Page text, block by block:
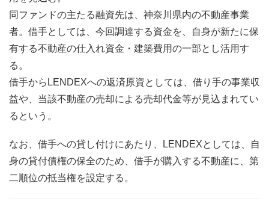
同ファンドの主たる融資先は、神奈川県内の不動産事業
者。借手としては、今回調達する資金を、自身が新たに保
有する不動産の仕入れ資金・建築費用の一部とし活用す
る。
借手からLENDEXへの返済原資としては、借り手の事業収
益や、当該不動産の売却による売却代金等が見込まれてい
るという。
なお、借手への貸し付けにあたり、LENDEXとしては、自
身の貸付債権の保全のため、借手が購入する不動産に、第
二順位の抵当権を設定する。